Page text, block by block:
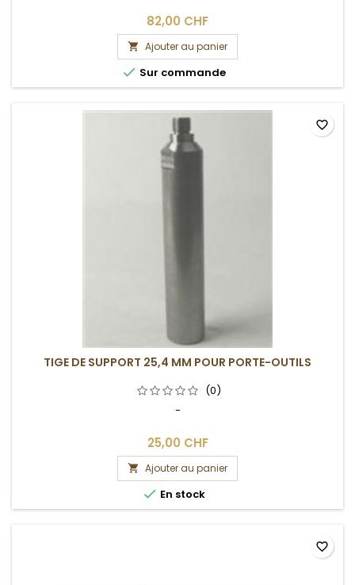
82,00 CHF
 Ajouter au panier
 Sur commande
TIGE DE SUPPORT 25,4 MM POUR PORTE-OUTILS
(0)
-
25,00 CHF
 Ajouter au panier
 En stock
favorite_border
favorite_border